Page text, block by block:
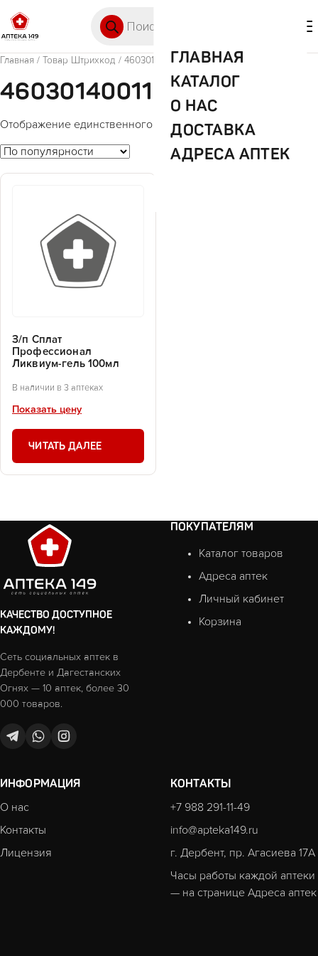
ГЛАВНАЯ
КАТАЛОГ
О НАС
ДОСТАВКА
АДРЕСА АПТЕК
Главная / Товар Штрихкод / 4603014001122
4603014001122
Отображение единственного товара
З/п Сплат
Профессионал
Ликвиум-гель 100мл
В наличии в 3 аптеках
Показать цену
ЧИТАТЬ ДАЛЕЕ
КАЧЕСТВО ДОСТУПНОЕ
КАЖДОМУ!
Сеть социальных аптек в
Дербенте и Дагестанских
Огнях — 10 аптек, более 30
000 товаров.
ПОКУПАТЕЛЯМ
Каталог товаров
Адреса аптек
Личный кабинет
Корзина
ИНФОРМАЦИЯ
О нас
Контакты
Лицензия
КОНТАКТЫ
+7 988 291-11-49
info@apteka149.ru
г. Дербент, пр. Агасиева 17А
Часы работы каждой аптеки
— на странице Адреса аптек